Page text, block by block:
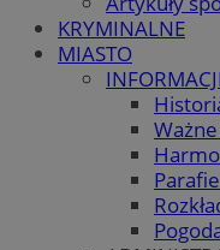
KRYMINALNE
MIASTO